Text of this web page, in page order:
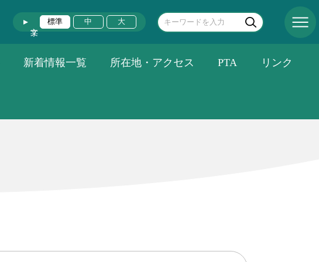
標準 中 大
新着情報一覧 所在地・アクセス PTA リンク